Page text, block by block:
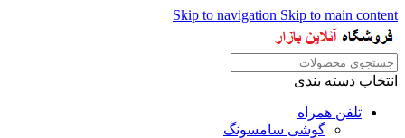
Skip to navigation Skip to main content
انتخاب دسته بندی
تلفن همراه
گوشی سامسونگ